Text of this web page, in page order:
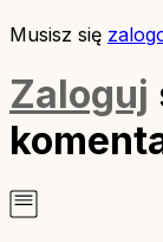
Musisz się
Zaloguj